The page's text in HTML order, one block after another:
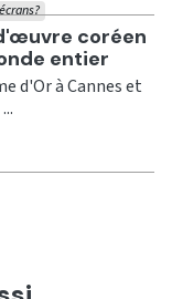
coréen
entier
d'Or à Cannes et